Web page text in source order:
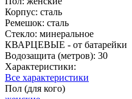
Корпус: сталь
Ремешок: сталь
Стекло: минеральное
КВАРЦЕВЫЕ - от батарейки
Водозащита (метров): 30
Характеристики:
Все характеристики
Пол (для кого)